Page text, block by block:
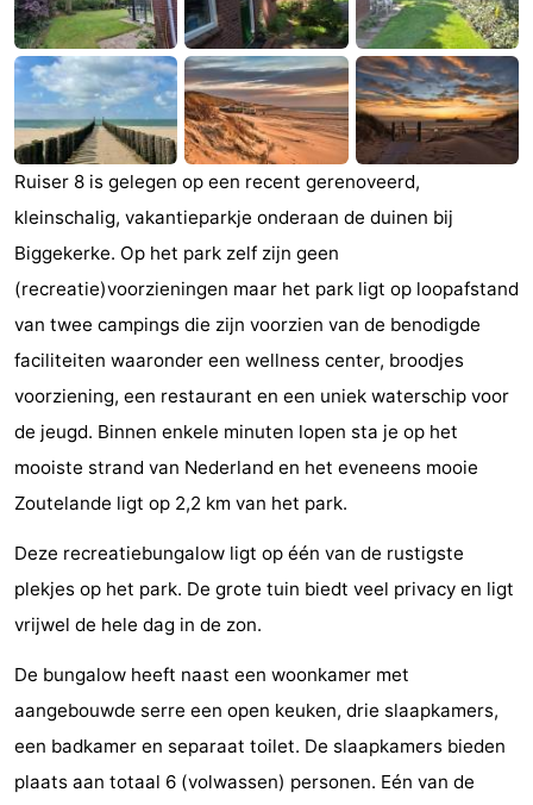
Zandput
Duinzicht
-
Joossesweg
Kustlicht
-
Meerpaal
-
Strandcamping
Valkenisse
-
Zee,
Bos
en
Duin
Hotels
Lastminutes
Beach
See
&
do
-
Museums
-
Galleries
-
Monuments
-
Churches
Lighthouses
-
Ruiser 8 is gelegen op een recent gerenoveerd,
kleinschalig, vakantieparkje onderaan de duinen bij
Biggekerke. Op het park zelf zijn geen
(recreatie)voorzieningen maar het park ligt op loopafstand
van twee campings die zijn voorzien van de benodigde
faciliteiten waaronder een wellness center, broodjes
voorziening, een restaurant en een uniek waterschip voor
de jeugd. Binnen enkele minuten lopen sta je op het
mooiste strand van Nederland en het eveneens mooie
Zoutelande ligt op 2,2 km van het park.
Deze recreatiebungalow ligt op één van de rustigste
plekjes op het park. De grote tuin biedt veel privacy en ligt
vrijwel de hele dag in de zon.
De bungalow heeft naast een woonkamer met
aangebouwde serre een open keuken, drie slaapkamers,
een badkamer en separaat toilet. De slaapkamers bieden
plaats aan totaal 6 (volwassen) personen. Eén van de